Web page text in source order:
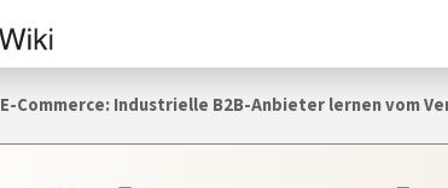
E-Commerce: Industrielle B2B-An­bie­ter ler­nen vom